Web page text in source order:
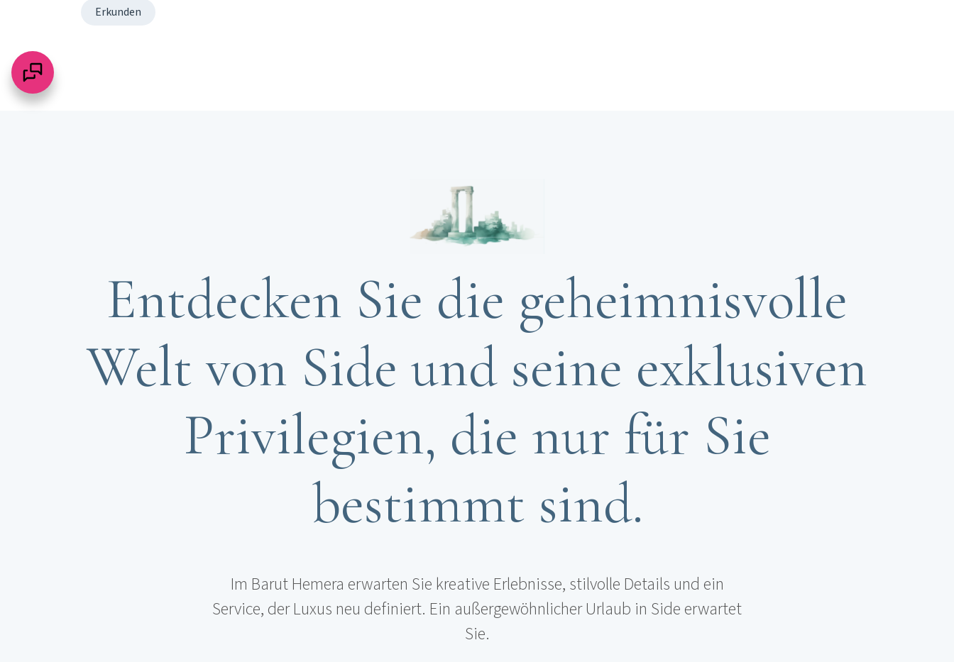
Erkunden
Entdecken Sie die geheimnisvolle
Welt von Side und seine exklusiven
Privilegien, die nur für Sie
bestimmt sind.
Im Barut Hemera erwarten Sie kreative Erlebnisse, stilvolle Details und ein
Service, der Luxus neu definiert. Ein außergewöhnlicher Urlaub in Side erwartet
Sie.